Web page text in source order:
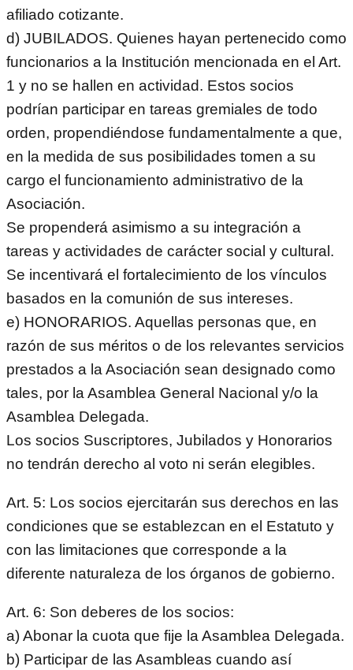
afiliado cotizante.
d) JUBILADOS. Quienes hayan pertenecido como
funcionarios a la Institución mencionada en el Art.
1 y no se hallen en actividad. Estos socios
podrían participar en tareas gremiales de todo
orden, propendiéndose fundamentalmente a que,
en la medida de sus posibilidades tomen a su
cargo el funcionamiento administrativo de la
Asociación.
Se propenderá asimismo a su integración a
tareas y actividades de carácter social y cultural.
Se incentivará el fortalecimiento de los vínculos
basados en la comunión de sus intereses.
e) HONORARIOS. Aquellas personas que, en
razón de sus méritos o de los relevantes servicios
prestados a la Asociación sean designado como
tales, por la Asamblea General Nacional y/o la
Asamblea Delegada.
Los socios Suscriptores, Jubilados y Honorarios
no tendrán derecho al voto ni serán elegibles.
Art. 5: Los socios ejercitarán sus derechos en las
condiciones que se establezcan en el Estatuto y
con las limitaciones que corresponde a la
diferente naturaleza de los órganos de gobierno.
Art. 6: Son deberes de los socios:
a) Abonar la cuota que fije la Asamblea Delegada.
b) Participar de las Asambleas cuando así